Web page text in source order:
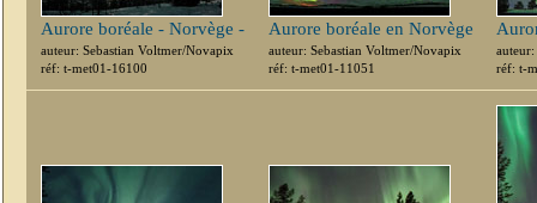
Aurore boréale - Norvège -
auteur: Sebastian Voltmer/Novapix
réf: t-met01-16100
Aurore boréale en Norvège
auteur: Sebastian Voltmer/Novapix
réf: t-met01-11051
réf: t-